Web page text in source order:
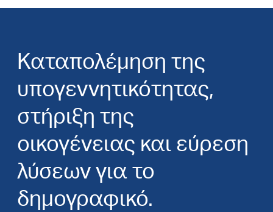
Καταπολέμηση της
υπογεννητικότητας,
στήριξη της
οικογένειας και εύρεση
λύσεων για το
δημογραφικό.